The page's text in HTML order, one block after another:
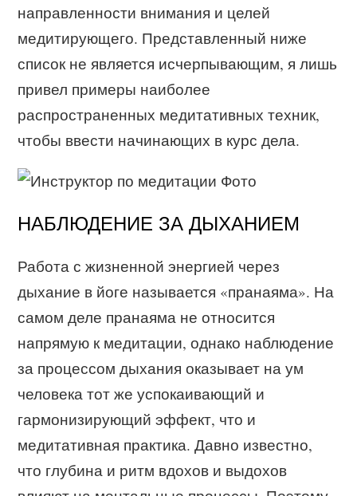
направленности внимания и целей
медитирующего. Представленный ниже
список не является исчерпывающим, я лишь
привел примеры наиболее
распространенных медитативных техник,
чтобы ввести начинающих в курс дела.
НАБЛЮДЕНИЕ ЗА ДЫХАНИЕМ
Работа с жизненной энергией через
дыхание в йоге называется «пранаяма». На
самом деле пранаяма не относится
напрямую к медитации, однако наблюдение
за процессом дыхания оказывает на ум
человека тот же успокаивающий и
гармонизирующий эффект, что и
медитативная практика. Давно известно,
что глубина и ритм вдохов и выдохов